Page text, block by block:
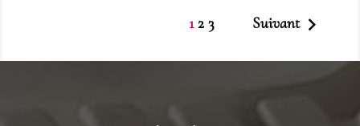
123 Suivant